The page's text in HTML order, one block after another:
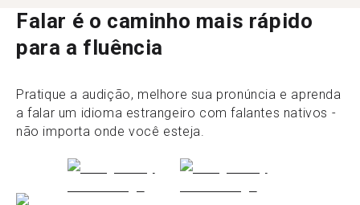
Falar é o caminho mais rápido
para a fluência
Pratique a audição, melhore sua pronúncia e aprenda
a falar um idioma estrangeiro com falantes nativos -
não importa onde você esteja.